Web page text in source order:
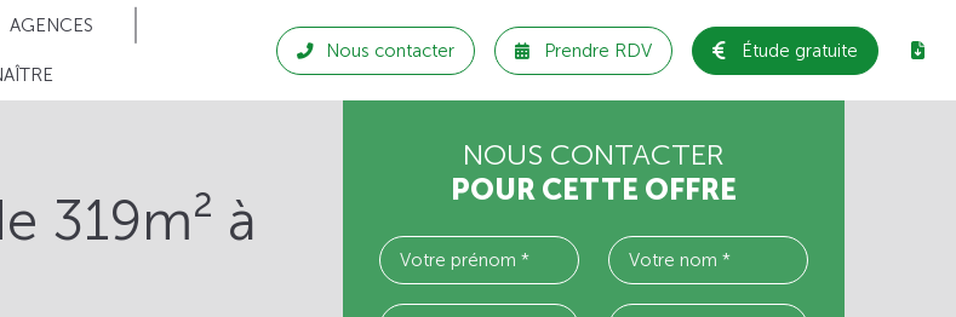
AGENCES
Nous contacter Prendre RDV Étude gratuite
319m² à
NOUS CONTACTER
POUR CETTE OFFRE